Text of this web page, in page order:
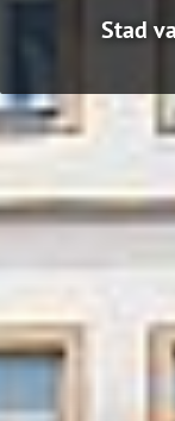
Stad